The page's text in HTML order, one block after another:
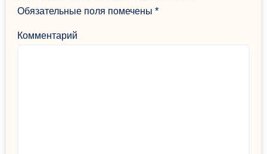
Обязательные поля помечены*
Комментарий